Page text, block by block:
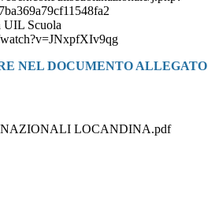
UIL Scuola
NEL DOCUMENTO ALLEGATO
LOCANDINA.pdf